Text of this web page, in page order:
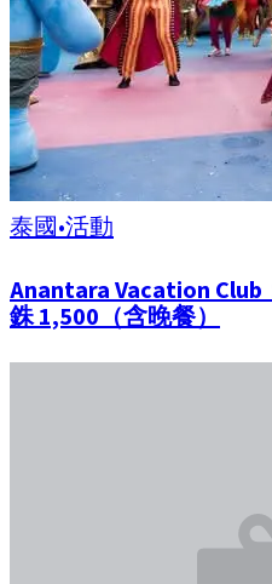
泰國•活動
Anantara Vacation
銖 1,500（含晚餐）